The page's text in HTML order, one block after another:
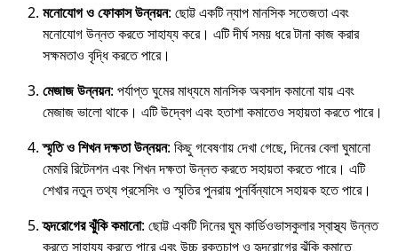
মনোযোগ ও ফোকাস উন্নয়ন: ছোট্ট একটি ন্যাপ মানসিক সতেজতা এবং
মনোযোগ উন্নত করতে সাহায্য করে। এটি দীর্ঘ সময় ধরে টানা কাজ করার
সক্ষমতাও বৃদ্ধি করতে পারে।
মেজাজ উন্নয়ন: পর্যাপ্ত ঘুমের মাধ্যমে মানসিক অবসাদ কমানো যায় এবং
মেজাজ ভালো থাকে। এটি উদ্বেগ এবং হতাশা কমাতেও সহায়তা করতে পারে।
স্মৃতি ও শিখন দক্ষতা উন্নয়ন: কিছু গবেষণায় দেখা গেছে, দিনের বেলা ঘুমানো
মেমরি রিটেনশন এবং শিখন দক্ষতা উন্নত করতে সহায়তা করতে পারে। এটি
শেখার নতুন তথ্য প্রসেসিং ও স্মৃতির পুনরায় পুনর্বিন্যাসে সহায়ক হতে পারে।
হৃদরোগের ঝুঁকি কমানো: ছোট্ট একটি দিনের ঘুম কার্ডিওভাসকুলার স্বাস্থ্য উন্নত
করতে সাহায্য করতে পারে এবং উচ্চ রক্তচাপ ও হৃদরোগের ঝুঁকি কমাতে